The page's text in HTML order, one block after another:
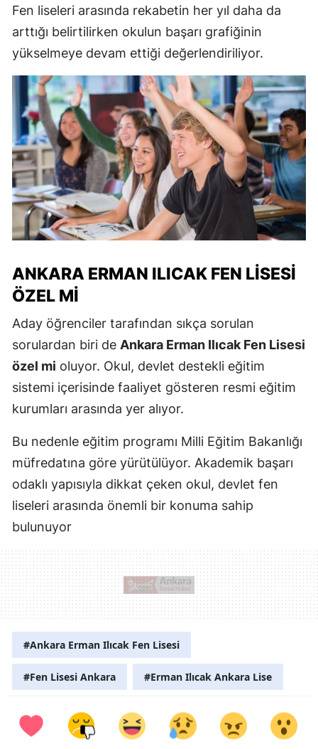
Fen liseleri arasında rekabetin her yıl daha da
arttığı belirtilirken okulun başarı grafiğinin
yükselmeye devam ettiği değerlendiriliyor.
ANKARA ERMAN ILICAK FEN LISESI
ÖZEL MI
Aday öğrenciler tarafından sıkça sorulan
sorulardan biri de Ankara Erman Ilıcak Fen Lisesi
özel mi oluyor. Okul, devlet destekli eğitim
sistemi içerisinde faaliyet gösteren resmi eğitim
kurumları arasında yer alıyor.
Bu nedenle eğitim programı Milli Eğitim Bakanlığı
müfredatına göre yürütülüyor. Akademik başarı
odaklı yapısıyla dikkat çeken okul, devlet fen
liseleri arasında önemli bir konuma sahip
bulunuyor
#Ankara Erman Ilıcak Fen Lisesi
#Fen Lisesi Ankara #Erman Ilıcak Ankara Lise